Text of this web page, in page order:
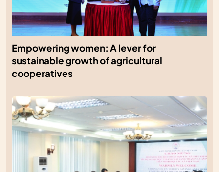
Empowering women: A lever for
sustainable growth of agricultural
cooperatives